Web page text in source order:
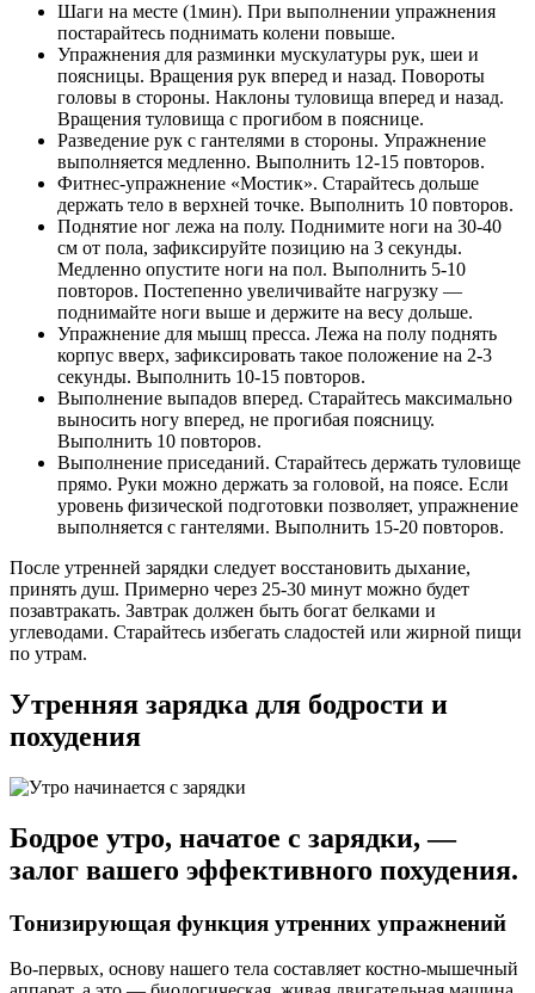
Шаги на месте (1мин). При выполнении упражнения
постарайтесь поднимать колени повыше.
Упражнения для разминки мускулатуры рук, шеи и
поясницы. Вращения рук вперед и назад. Повороты
головы в стороны. Наклоны туловища вперед и назад.
Вращения туловища с прогибом в пояснице.
Разведение рук с гантелями в стороны. Упражнение
выполняется медленно. Выполнить 12-15 повторов.
Фитнес-упражнение «Мостик». Старайтесь дольше
держать тело в верхней точке. Выполнить 10 повторов.
Поднятие ног лежа на полу. Поднимите ноги на 30-40
см от пола, зафиксируйте позицию на 3 секунды.
Медленно опустите ноги на пол. Выполнить 5-10
повторов. Постепенно увеличивайте нагрузку —
поднимайте ноги выше и держите на весу дольше.
Упражнение для мышц пресса. Лежа на полу поднять
корпус вверх, зафиксировать такое положение на 2-3
секунды. Выполнить 10-15 повторов.
Выполнение выпадов вперед. Старайтесь максимально
выносить ногу вперед, не прогибая поясницу.
Выполнить 10 повторов.
Выполнение приседаний. Старайтесь держать туловище
прямо. Руки можно держать за головой, на поясе. Если
уровень физической подготовки позволяет, упражнение
выполняется с гантелями. Выполнить 15-20 повторов.
После утренней зарядки следует восстановить дыхание,
принять душ. Примерно через 25-30 минут можно будет
позавтракать. Завтрак должен быть богат белками и
углеводами. Старайтесь избегать сладостей или жирной пищи
по утрам.
Утренняя зарядка для бодрости и
похудения
Бодрое утро, начатое с зарядки, —
залог вашего эффективного похудения.
Тонизирующая функция утренних упражнений
Во-первых, основу нашего тела составляет костно-мышечный